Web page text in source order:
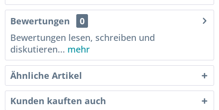
Bewertungen
0
Bewertungen lesen, schreiben und
diskutieren... mehr
Ähnliche Artikel
Kunden kauften auch